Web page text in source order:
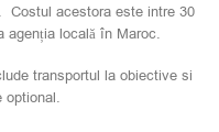
Costul acestora este intre 30
agenția locală în Maroc.
transportul la obiective si
optional.